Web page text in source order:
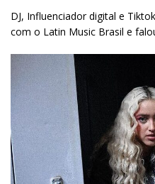
DJ, Influenciador digital e
com o Latin Music Brasil e